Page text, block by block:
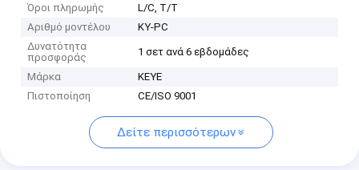
Όροι πληρωμής
L/C, T/T
Αριθμό μοντέλου
ΚΥ-PC
Δυνατότητα
προσφοράς
1 σετ ανά 6 εβδομάδες
Μάρκα
KEYE
Πιστοποίηση
CE/ISO 9001
Δείτε περισσότερων